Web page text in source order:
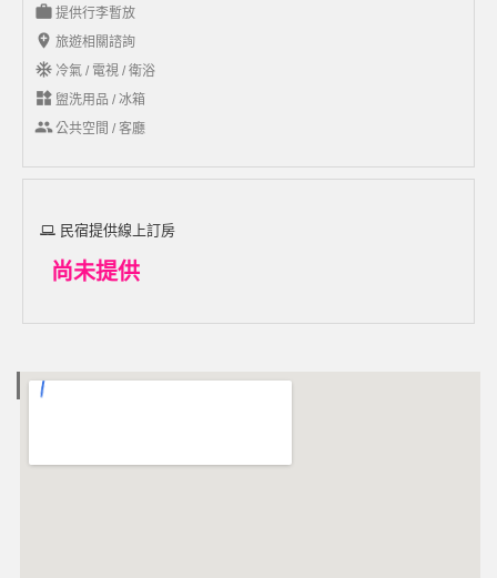
work 提供行李暫放
add_location 旅遊相關諮詢
ac_unit 冷氣 / 電視 / 衛浴
widgets 盥洗用品 / 冰箱
group公共空間 / 客廳
民宿提供線上訂房
尚未提供
電子地圖 MAP